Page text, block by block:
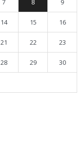
7 8 9
14 15 16
21 22 23
28 29 30